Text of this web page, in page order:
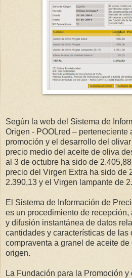
Según la web del Sistema de
Origen - POOLred – perteneciente
promoción y el desarrollo del
precio medio del aceite de oliva
al 3 de octubre ha sido de
precio del Virgen Extra ha sido de
2.390,13 y el Virgen lampante de
El Sistema de Información de
es un procedimiento de
y difusión instantánea de datos
cantidades y características de las
compraventa a granel de aceite
origen.
La Fundación para la Promoción